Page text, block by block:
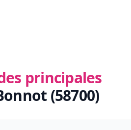
principales
(58700)